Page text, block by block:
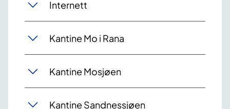
Internett
Kantine Mo i Rana
Kantine Mosjøen
Kantine Sandnessjøen